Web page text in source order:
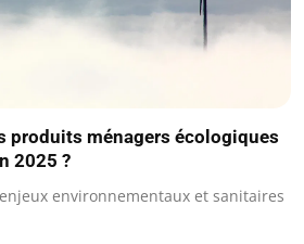
produits ménagers écologiques
2025 ?
environnementaux et sanitaires